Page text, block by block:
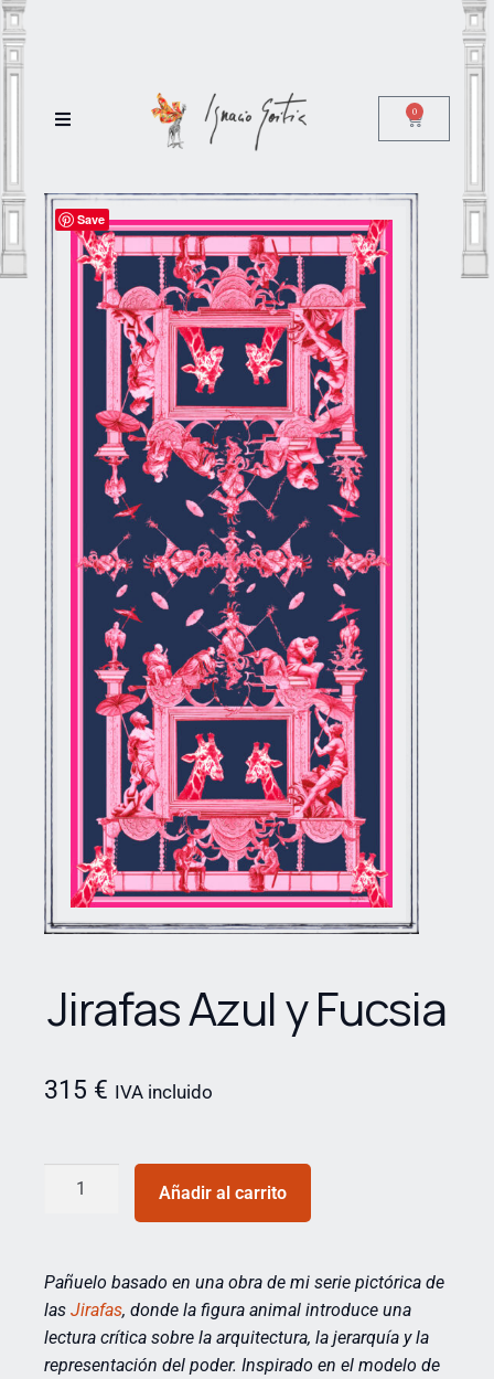
0
Save
Jirafas Azul y Fucsia
315 € IVA incluido
Añadir al carrito
Pañuelo basado en una obra de mi serie pictórica de
las Jirafas, donde la figura animal introduce una
lectura crítica sobre la arquitectura, la jerarquía y la
representación del poder. Inspirado en el modelo de